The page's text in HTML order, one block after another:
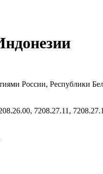
России, Республики
7208.27.11,